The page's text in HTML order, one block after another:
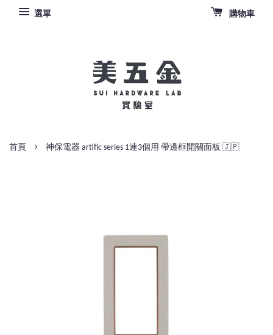
選單 購物車
首頁 › 神保電器 artific series 1連3個用 帶邊框開關面板 🇯🇵